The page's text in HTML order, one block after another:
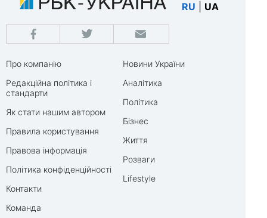
RU UA
Про компанію
Редакційна політика і
стандарти
Як стати нашим автором
Правила користування
Правова інформація
Політика конфіденційності
Контакти
Команда
Новини України
Аналітика
Політика
Бізнес
Життя
Розваги
Lifestyle